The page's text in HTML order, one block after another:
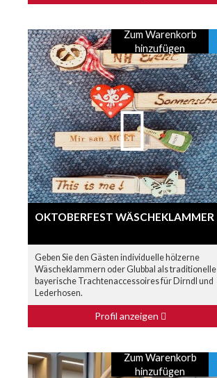
Zum Warenkorb
hinzufügen
OKTOBERFEST WÄSCHEKLAMMER
Geben Sie den Gästen individuelle hölzerne
Wäscheklammern oder Glubbal als traditionelle
bayerische Trachtenaccessoires für Dirndl und
Lederhosen.
Profil anzeigen
Zum Warenkorb
hinzufügen